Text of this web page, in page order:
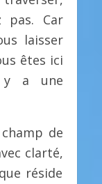
pas. Car
laisser
êtes ici
y a une
de
clarté,
réside